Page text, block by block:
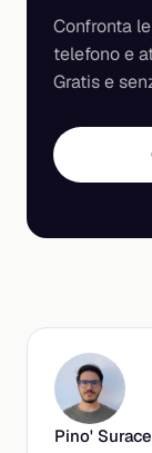
Confronta
telefono e
Gratis e
Pino' Surace